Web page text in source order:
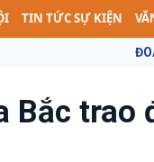
TIN TỨC SỰ KIỆN
KẾT - NGHĨA TÌNH -
Bắc